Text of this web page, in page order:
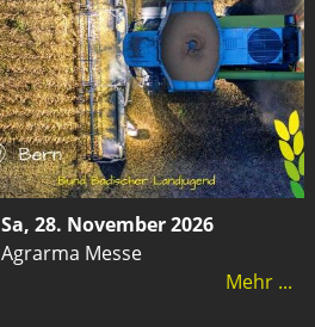
Sa, 28. November 2026
Agrarma Messe
Mehr ...